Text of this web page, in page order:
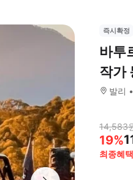
즉시확정
바투
작가
발리
14,583
19%
최종혜